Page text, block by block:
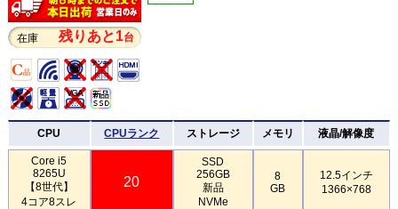
在庫 残りあと1台
CPU CPUランク ストレージ メモリ 液晶/解像度
Core i5
8265U
【8世代】
4コア8スレ
20
SSD
256GB
新品
NVMe
8
GB
12.5インチ
1366×768